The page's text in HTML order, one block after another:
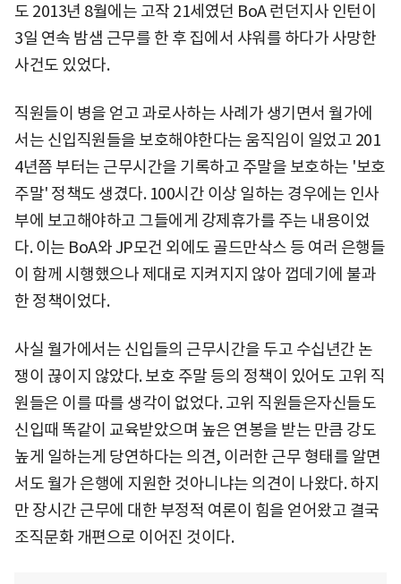
도 2013년 8월에는 고작 21세였던 BoA 런던지사 인턴이
3일 연속 밤샘 근무를 한 후 집에서 샤워를 하다가 사망한
사건도 있었다.
직원들이 병을 얻고 과로사하는 사례가 생기면서 월가에
서는 신입직원들을 보호해야한다는 움직임이 일었고 201
4년쯤 부터는 근무시간을 기록하고 주말을 보호하는 '보호
주말' 정책도 생겼다. 100시간 이상 일하는 경우에는 인사
부에 보고해야하고 그들에게 강제휴가를 주는 내용이었
다. 이는 BoA와 JP모건 외에도 골드만삭스 등 여러 은행들
이 함께 시행했으나 제대로 지켜지지 않아 껍데기에 불과
한 정책이었다.
사실 월가에서는 신입들의 근무시간을 두고 수십년간 논
쟁이 끊이지 않았다. 보호 주말 등의 정책이 있어도 고위 직
원들은 이를 따를 생각이 없었다. 고위 직원들은자신들도
신입때 똑같이 교육받았으며 높은 연봉을 받는 만큼 강도
높게 일하는게 당연하다는 의견, 이러한 근무 형태를 알면
서도 월가 은행에 지원한 것아니냐는 의견이 나왔다. 하지
만 장시간 근무에 대한 부정적 여론이 힘을 얻어왔고 결국
조직문화 개편으로 이어진 것이다.